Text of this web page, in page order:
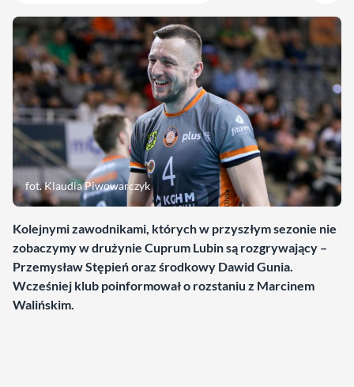
fot. Klaudia Piwowarczyk
Kolejnymi zawodnikami, których w przyszłym sezonie nie
zobaczymy w drużynie Cuprum Lubin są rozgrywający –
Przemysław Stępień oraz środkowy Dawid Gunia.
Wcześniej klub poinformował o rozstaniu z Marcinem
Walińskim.